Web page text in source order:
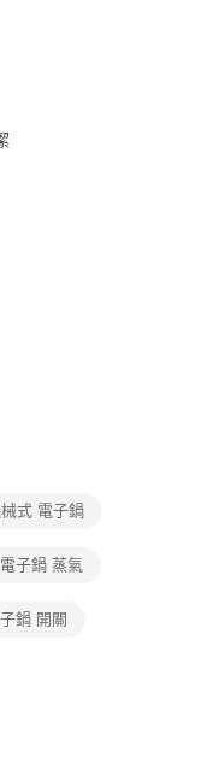
式 電子鍋
電子鍋 蒸氣
鍋 開關